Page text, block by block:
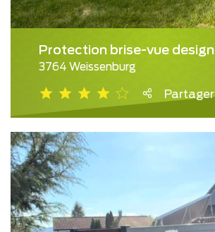
Protection brise-vue design
3764 Weissenburg
Partager